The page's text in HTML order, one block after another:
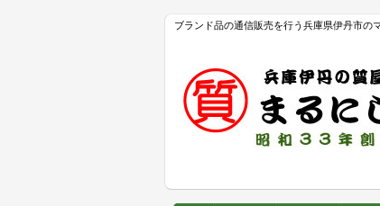
ブランド品の通信販売を行う兵庫県伊丹市の